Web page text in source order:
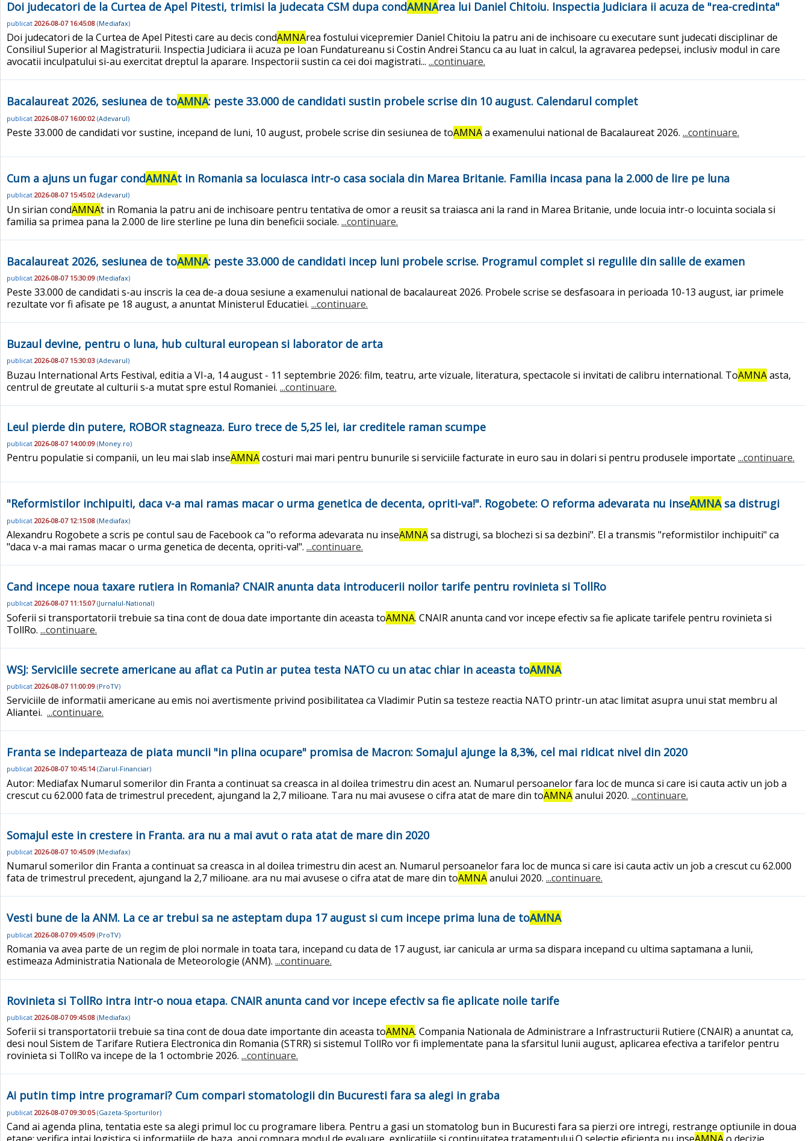
Doi judecatori de la Curtea de Apel Pitesti, trimisi la judecata CSM dupa condAMNArea lui Daniel Chitoiu. Inspectia Judiciara ii acuza de "rea-credinta"
publicat 2026-08-07 16:45:08 (Mediafax)
Doi judecatori de la Curtea de Apel Pitesti care au decis condAMNArea fostului vicepremier Daniel Chitoiu la patru ani de inchisoare cu executare sunt judecati disciplinar de
Consiliul Superior al Magistraturii. Inspectia Judiciara ii acuza pe Ioan Fundatureanu si Costin Andrei Stancu ca au luat in calcul, la agravarea pedepsei, inclusiv modul in care
avocatii inculpatului si-au exercitat dreptul la aparare. Inspectorii sustin ca cei doi magistrati... ...continuare.
Bacalaureat 2026, sesiunea de toAMNA: peste 33.000 de candidati sustin probele scrise din 10 august. Calendarul complet
publicat 2026-08-07 16:00:02 (Adevarul)
Peste 33.000 de candidati vor sustine, incepand de luni, 10 august, probele scrise din sesiunea de toAMNAa examenului national de Bacalaureat 2026. ...continuare.
Cum a ajuns un fugar condAMNAt in Romania sa locuiasca intr-o casa sociala din Marea Britanie. Familia incasa pana la 2.000 de lire pe luna
publicat 2026-08-07 15:45:02 (Adevarul)
Un sirian condAMNAt in Romania la patru ani de inchisoare pentru tentativa de omor a reusit sa traiasca ani la rand in Marea Britanie, unde locuia intr-o locuinta sociala si
familia sa primea pana la 2.000 de lire sterline pe luna din beneficii sociale. ...continuare.
Bacalaureat 2026, sesiunea de toAMNA: peste 33.000 de candidati incep luni probele scrise. Programul complet si regulile din salile de examen
publicat 2026-08-07 15:30:09 (Mediafax)
Peste 33.000 de candidati s-au inscris la cea de-a doua sesiune a examenului national de bacalaureat 2026. Probele scrise se desfasoara in perioada 10-13 august, iar primele
rezultate vor fi afisate pe 18 august, a anuntat Ministerul Educatiei. ...continuare.
Buzaul devine, pentru o luna, hub cultural european si laborator de arta
publicat 2026-08-07 15:30:03 (Adevarul)
Buzau International Arts Festival, editia a VI-a, 14 august - 11 septembrie 2026: film, teatru, arte vizuale, literatura, spectacole si invitati de calibru international. ToAMNAasta,
centrul de greutate al culturii s-a mutat spre estul Romaniei. ...continuare.
Leul pierde din putere, ROBOR stagneaza. Euro trece de 5,25 lei, iar creditele raman scumpe
publicat 2026-08-07 14:00:09 (Money.ro)
Pentru populatie si companii, un leu mai slab inseAMNAcosturi mai mari pentru bunurile si serviciile facturate in euro sau in dolari si pentru produsele importate ...continuare.
"Reformistilor inchipuiti, daca v-a mai ramas macar o urma genetica de decenta, opriti-va!". Rogobete: O reforma adevarata nu inseAMNAsa distrugi
publicat 2026-08-07 12:15:08 (Mediafax)
Alexandru Rogobete a scris pe contul sau de Facebook ca "o reforma adevarata nu inseAMNAsa distrugi, sa blochezi si sa dezbini". El a transmis "reformistilor inchipuiti" ca
"daca v-a mai ramas macar o urma genetica de decenta, opriti-va!". ...continuare.
Cand incepe noua taxare rutiera in Romania? CNAIR anunta data introducerii noilor tarife pentru rovinieta si TollRo
publicat 2026-08-07 11:15:07(Jurnalul-National)
Soferii si transportatorii trebuie sa tina cont de doua date importante din aceasta toAMNA. CNAIR anunta cand vor incepe efectiv sa fie aplicate tarifele pentru rovinieta si
TollRo. ...continuare.
WSJ: Serviciile secrete americane au aflat ca Putin ar putea testa NATO cu un atac chiar in aceasta toAMNA
publicat 2026-08-07 11:00:09 (ProTV)
Serviciile de informatii americane au emis noi avertismente privind posibilitatea ca Vladimir Putin sa testeze reactia NATO printr-un atac limitat asupra unui stat membru al
Aliantei. ...continuare.
Franta se indeparteaza de piata muncii "in plina ocupare" promisa de Macron: Somajul ajunge la 8,3%, cel mai ridicat nivel din 2020
publicat 2026-08-07 10:45:14(Ziarul-Financiar)
Autor: Mediafax Numarul somerilor din Franta a continuat sa creasca in al doilea trimestru din acest an. Numarul persoanelor fara loc de munca si care isi cauta activ un job a
crescut cu 62.000 fata de trimestrul precedent, ajungand la 2,7 milioane. Tara nu mai avusese o cifra atat de mare din toAMNAanului 2020. ...continuare.
Somajul este in crestere in Franta. ara nu a mai avut o rata atat de mare din 2020
publicat 2026-08-07 10:45:09 (Mediafax)
Numarul somerilor din Franta a continuat sa creasca in al doilea trimestru din acest an. Numarul persoanelor fara loc de munca si care isi cauta activ un job a crescut cu 62.000
fata de trimestrul precedent, ajungand la 2,7 milioane. ara nu mai avusese o cifra atat de mare din toAMNAanului 2020. ...continuare.
Vesti bune de la ANM. La ce ar trebui sa ne asteptam dupa 17 august si cum incepe prima luna de toAMNA
publicat 2026-08-07 09:45:09 (ProTV)
Romania va avea parte de un regim de ploi normale in toata tara, incepand cu data de 17 august, iar canicula ar urma sa dispara incepand cu ultima saptamana a lunii,
estimeaza Administratia Nationala de Meteorologie (ANM). ...continuare.
Rovinieta si TollRo intra intr-o noua etapa. CNAIR anunta cand vor incepe efectiv sa fie aplicate noile tarife
publicat 2026-08-07 09:45:08 (Mediafax)
Soferii si transportatorii trebuie sa tina cont de doua date importante din aceasta toAMNA. Compania Nationala de Administrare a Infrastructurii Rutiere (CNAIR) a anuntat ca,
desi noul Sistem de Tarifare Rutiera Electronica din Romania (STRR) si sistemul TollRo vor fi implementate pana la sfarsitul lunii august, aplicarea efectiva a tarifelor pentru
rovinieta si TollRo va incepe de la 1 octombrie 2026. ...continuare.
Ai putin timp intre programari? Cum compari stomatologii din Bucuresti fara sa alegi in graba
publicat 2026-08-07 09:30:05(Gazeta-Sporturilor)
Cand ai agenda plina, tentatia este sa alegi primul loc cu programare libera. Pentru a gasi un stomatolog bun in Bucuresti fara sa pierzi ore intregi, restrange optiunile in doua